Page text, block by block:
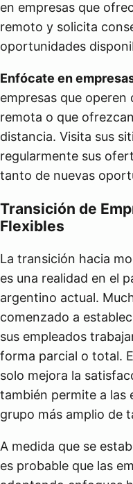
en empresas que
remoto y solicita
oportunidades
Enfócate en
empresas que
remota o que
distancia. Visita sus
regularmente sus
tanto de nuevas
Transición de
Flexibles
La transición hacia
es una realidad en el
argentino actual.
comenzado a
sus empleados
forma parcial o total.
solo mejora la
también permite a las
grupo más amplio de
A medida que se
es probable que las